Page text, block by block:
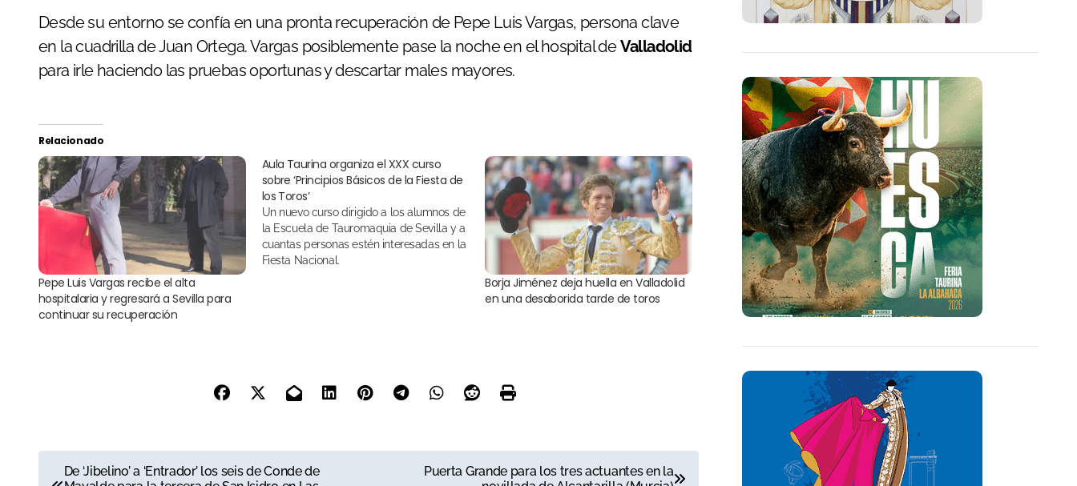
Desde su entorno se confía en una pronta recuperación de Pepe Luis Vargas, persona clave
en la cuadrilla de Juan Ortega. Vargas posiblemente pase la noche en el hospital deValladolid
para irle haciendo las pruebas oportunas y descartar males mayores.
Relacionado
Pepe Luis Vargas recibe el alta
hospitalaria y regresará a Sevilla para
continuar su recuperación
Aula Taurina organiza el XXX curso
sobre ‘Principios Básicos de la Fiesta de
los Toros’
Un nuevo curso dirigido a los alumnos de
la Escuela de Tauromaquia de Sevilla y a
cuantas personas estén interesadas en la
Fiesta Nacional.
Borja Jiménez deja huella en Valladolid
en una desaborida tarde de toros
De ‘Jibelino’ a ‘Entrador’ los seis de Conde de
Puerta Grande para los tres actuantes en la